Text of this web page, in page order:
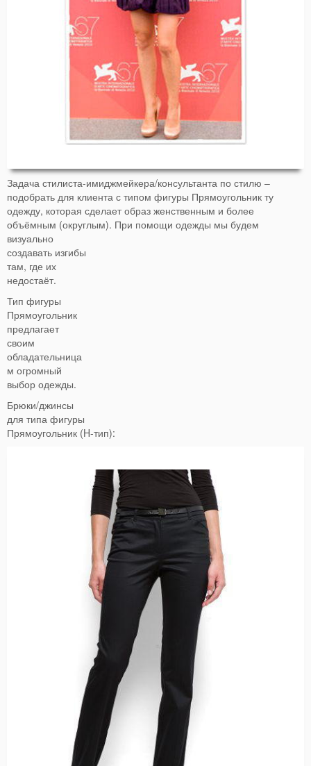
Задача стилиста-имиджмейкера/консультанта по стилю –
подобрать для клиента с типом фигуры Прямоугольник ту
одежду, которая сделает образ женственным и более
объёмным (округлым). При помощи одежды мы будем
визуально
создавать изгибы
там, где их
недостаёт.
Тип фигуры
Прямоугольник
предлагает
своим
обладательница
м огромный
выбор одежды.
Брюки/джинсы
для типа фигуры
Прямоугольник (H-тип):